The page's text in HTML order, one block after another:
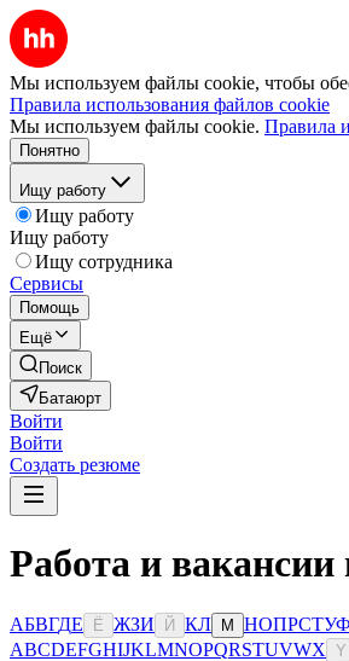
Мы используем файлы cookie, чтобы
Правила использования файлов cookie
Мы используем файлы cookie. Правила
Понятно
Ищу работу
Ищу работу
Ищу работу
Ищу сотрудника
Сервисы
Помощь
Ещё
Поиск
Батаюрт
Войти
Войти
Создать резюме
Работа и
АБВГДЕ Ё ЖЗИ Й КЛ М НОПРСТУФ
ABCDEFGHIJKLMNOPQRSTUVWX Y